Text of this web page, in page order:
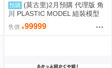
預購 (莫古里)2月預購 代理版 角
川 PLASTIC MODEL 組裝模型
驚爆危機 1/48 強弩兵 一般版 免
訂金
售價 99999